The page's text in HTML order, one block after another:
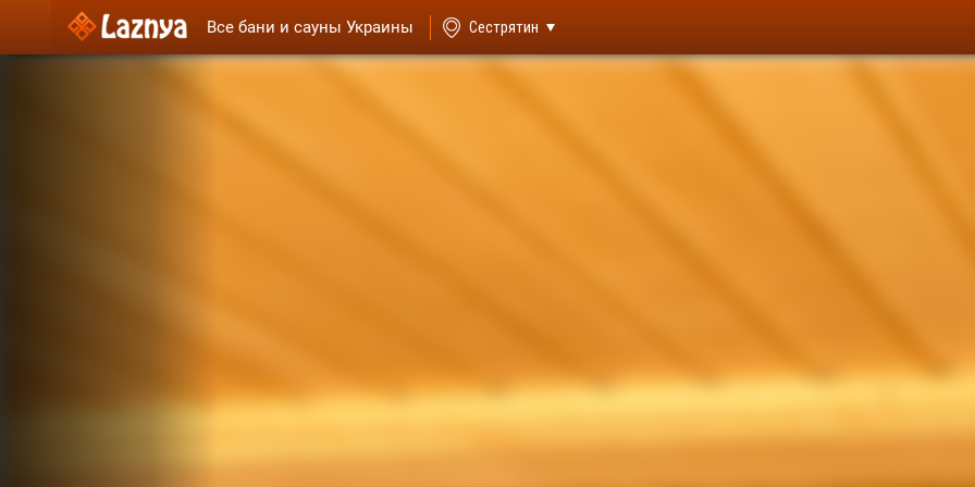
Все бани и сауны Украины Сестрятин